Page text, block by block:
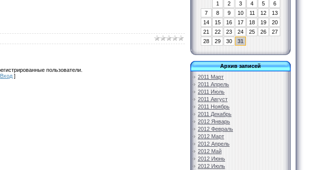
пользователи.
Вход ]
1
2 3 4 5
6
7
8 9 10 11 12
13
14
15 16 17 18 19
20
21
22 23 24 25 26
27
28
29 30 31
Архив записей
2011 Март
2011 Апрель
2011 Июль
2011 Август
2011 Ноябрь
2011 Декабрь
2012 Январь
2012 Февраль
2012 Март
2012 Апрель
2012 Май
2012 Июнь
2012 Июль